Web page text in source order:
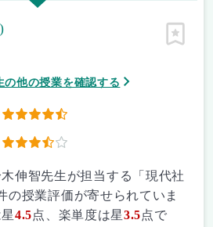
の他の授業を確認する
4.5
3.5
ピン留
木伸智先生が担当する「現代社
の授業評価が寄せられていま
4.5点、楽単度は星3.5点で